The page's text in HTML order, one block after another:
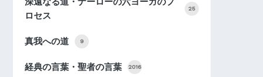
ロセス
25
真我への道 9
経典の言葉・聖者の言葉 2016